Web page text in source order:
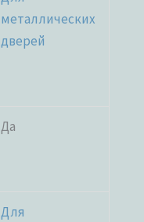
металлических
дверей
Да
Для